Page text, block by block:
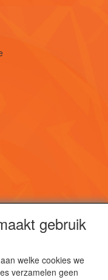
gebruik
welke cookies we
verzamelen geen